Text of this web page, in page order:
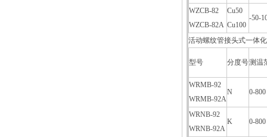
WZCB-82
WZCB-82A
Cu50
Cu100
-50-
活动螺纹管接头式一体
型号 分度号测温
WRMB-92
WRMB-92A
N 0-800
WRNB-92
WRNB-92A
K 0-800